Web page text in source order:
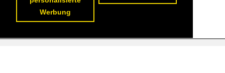
4 5 6 7 nächste Seite
Werbung